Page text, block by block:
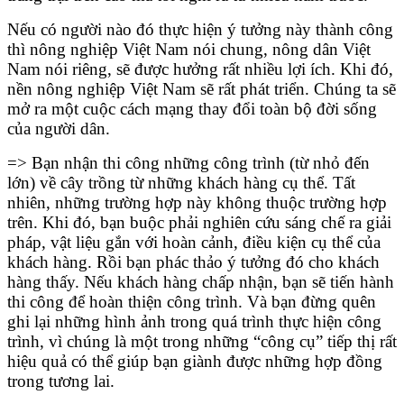
Nếu có người nào đó thực hiện ý tưởng này thành công
thì nông nghiệp Việt Nam nói chung, nông dân Việt
Nam nói riêng, sẽ được hưởng rất nhiều lợi ích. Khi đó,
nền nông nghiệp Việt Nam sẽ rất phát triển. Chúng ta sẽ
mở ra một cuộc cách mạng thay đổi toàn bộ đời sống
của người dân.
=> Bạn nhận thi công những công trình (từ nhỏ đến
lớn) về cây trồng từ những khách hàng cụ thể. Tất
nhiên, những trường hợp này không thuộc trường hợp
trên. Khi đó, bạn buộc phải nghiên cứu sáng chế ra giải
pháp, vật liệu gắn với hoàn cảnh, điều kiện cụ thể của
khách hàng. Rồi bạn phác thảo ý tưởng đó cho khách
hàng thấy. Nếu khách hàng chấp nhận, bạn sẽ tiến hành
thi công để hoàn thiện công trình. Và bạn đừng quên
ghi lại những hình ảnh trong quá trình thực hiện công
trình, vì chúng là một trong những “công cụ” tiếp thị rất
hiệu quả có thể giúp bạn giành được những hợp đồng
trong tương lai.